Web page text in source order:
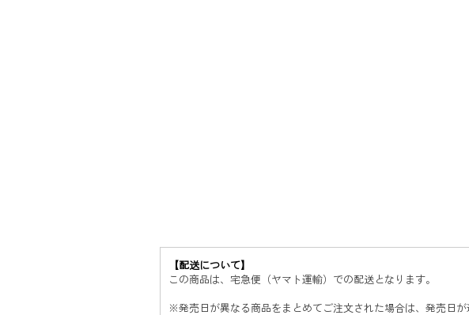
【配送について】
この商品は、宅急便（ヤマト運輸）での配送となります。
※発売日が異なる商品をまとめてご注文された場合は、発売日